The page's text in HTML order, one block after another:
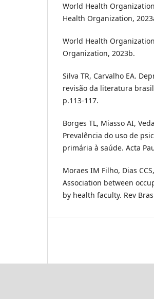
World Health
Health Organization,
World Health
Organization, 2023b.
Silva TR, Carvalho EA.
revisão da literatura
p.113-117.
Borges TL, Miasso AI,
Prevalência do uso de
primária à saúde. Acta
Moraes IM Filho, Dias
Association between
by health faculty. Rev